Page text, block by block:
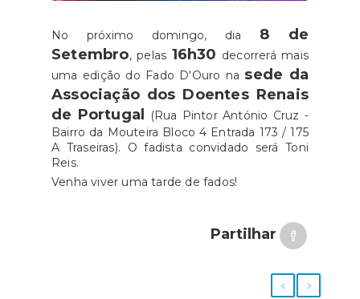
No próximo domingo, dia 8 de
Setembro, pelas 16h30 decorrerá mais
uma edição do Fado D'Ouro na sede da
Associação dos Doentes Renais
de Portugal (Rua Pintor António Cruz -
Bairro da Mouteira Bloco 4 Entrada 173 / 175
A Traseiras). O fadista convidado será Toni
Reis.
Venha viver uma tarde de fados!
Partilhar